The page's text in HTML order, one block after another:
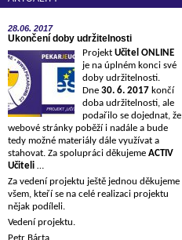
28.06. 2017
Ukončení doby udržitelnosti
Projekt Učitel ONLINE
je na úplném konci své
doby udržitelnosti.
Dne 30. 6. 2017 končí
doba udržitelnosti, ale
podařilo se dojednat, že
webové stránky poběží i nadále a bude
tedy možné materiály dále využívat a
stahovat. Za spolupráci děkujeme ACTIV
Učiteli …
Za vedení projektu ještě jednou děkujeme
všem, kteří se na celé realizaci projektu
nějak podíleli.
Vedení projektu.